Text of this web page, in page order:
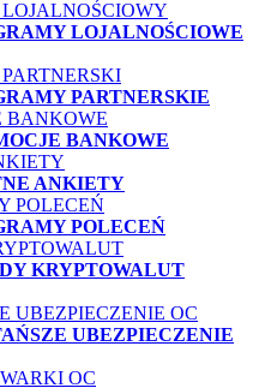
LOJALNOŚCIOWE
PARTNERSKIE
BANKOWE
ANKIETY
POLECEŃ
KRYPTOWALUT
UBEZPIECZENIE